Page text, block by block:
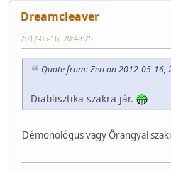
Dreamcleaver
2012-05-16, 20:48:25
Quote from: Zen on 2012-05-16,
Diablisztika szakra jár.
Démonológus vagy Őrangyal